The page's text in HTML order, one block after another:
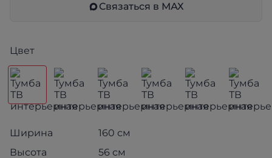
Связаться в МАХ
Цвет
Ширина
160 см
Высота
56 см